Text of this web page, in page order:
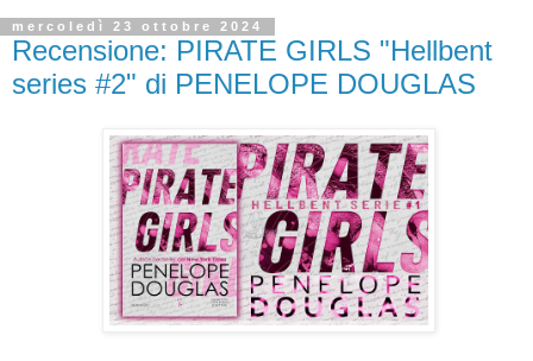
mercoledì 23 ottobre 2024
Recensione: PIRATE GIRLS "Hellbent
series #2" di PENELOPE DOUGLAS